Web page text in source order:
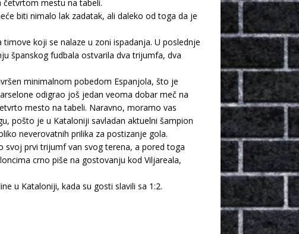
četvrtom mestu na tabeli.
biti nimalo lak zadatak, ali daleko od toga da je
koji se nalaze u zoni ispadanja. U poslednje
španskog fudbala ostvarila dva trijumfa, dva
minimalnom pobedom Espanjola, što je
odigrao još jedan veoma dobar meč na
mesto na tabeli. Naravno, moramo vas
pošto je u Kataloniji savladan aktuelni šampion
neverovatnih prilika za postizanje gola.
prvi trijumf van svog terena, a pored toga
crno piše na gostovanju kod Viljareala,
u Kataloniji, kada su gosti slavili sa 1:2.